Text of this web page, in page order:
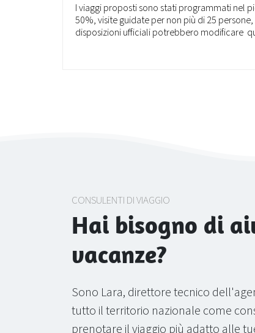
I viaggi proposti sono stati programmati nel
50%, visite guidate per non più di 25
disposizioni ufficiali potrebbero modificare
CONSULENTI DI VIAGGIO
Hai bisogno di
vacanze?
Sono Lara, direttore tecnico
tutto il territorio nazionale come
prenotare il viaggio più adatto alle